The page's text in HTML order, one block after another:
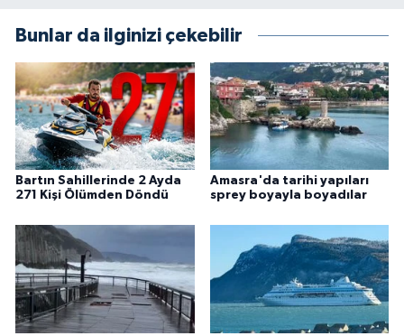
Bunlar da ilginizi çekebilir
Bartın Sahillerinde 2 Ayda
271 Kişi Ölümden Döndü
Amasra'da tarihi yapıları
sprey boyayla boyadılar